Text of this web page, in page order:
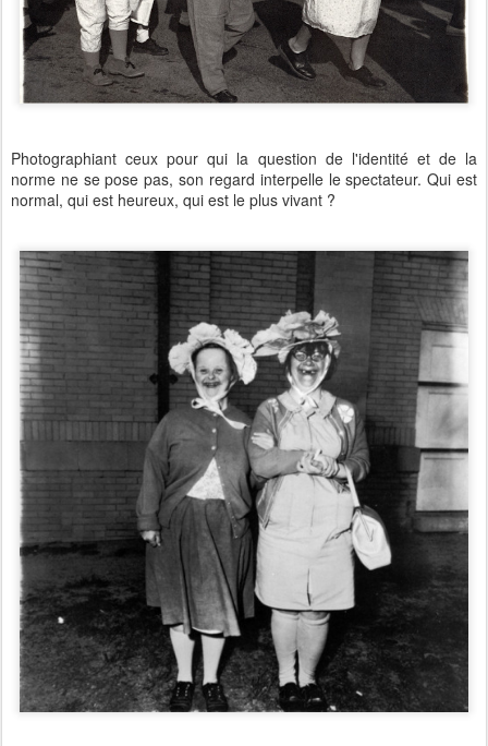
Photographiant ceux pour qui la question de l'identité et de la
norme ne se pose pas, son regard interpelle le spectateur. Qui est
normal, qui est heureux, qui est le plus vivant ?